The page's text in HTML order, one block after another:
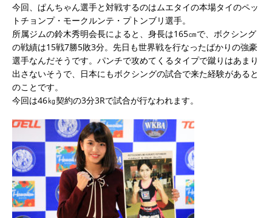
今回、ぱんちゃん選手と対戦するのはムエタイの本場タイのペッ
トチョンプ・モークルンテ・プトンブリ選手。
所属ジムの鈴木秀明会長によると、身長は165㎝で、ボクシング
の戦績は15戦7勝5敗3分。先日も世界戦を行なったばかりの強豪
選手なんだそうです。パンチで攻めてくるタイプで蹴りはあまり
出さないそうで、日本にもボクシングの試合で来た経験があると
のことです。
今回は46㎏契約の3分3Rで試合が行なわれます。